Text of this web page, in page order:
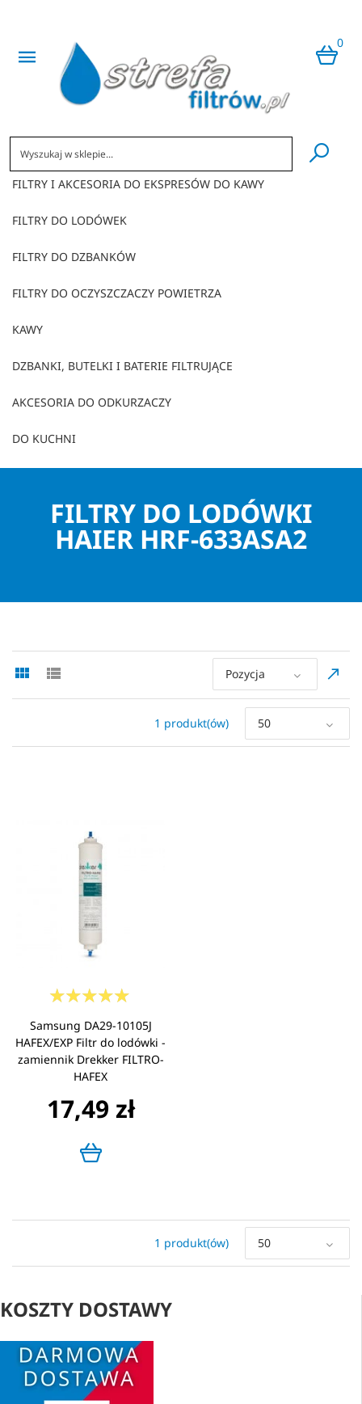
0
​
FILTRY I AKCESORIA DO EKSPRESÓW DO KAWY
FILTRY DO LODÓWEK
FILTRY DO DZBANKÓW
FILTRY DO OCZYSZCZACZY POWIETRZA
KAWY
DZBANKI, BUTELKI I BATERIE FILTRUJĄCE
AKCESORIA DO ODKURZACZY
DO KUCHNI
FILTRY DO LODÓWKI
HAIER HRF-633ASA2
Pozycja
1 produkt(ów) 50
Samsung DA29-10105J
HAFEX/EXP Filtr do lodówki -
zamiennik Drekker FILTRO-
HAFEX
17,49 zł
1 produkt(ów) 50
KOSZTY DOSTAWY